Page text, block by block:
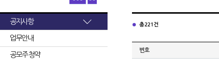
공지사항
업무안내
공모주 청약
총 221건
번호